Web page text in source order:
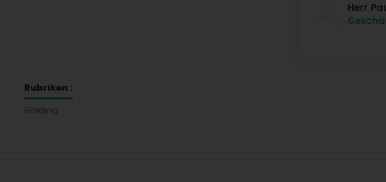
Herr
Rubriken :
Holding